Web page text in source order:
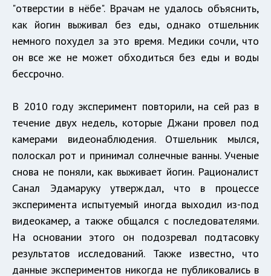
"отверстии в нёбе". Врачам не удалось объяснить,
как йогин выживал без еды, однако отшельник
немного похудел за это время. Медики сочли, что
он все же не может обходиться без еды и воды
бессрочно.
В 2010 году эксперимент повторили, на сей раз в
течение двух недель, которые Джани провел под
камерами видеонаблюдения. Отшельник мылся,
полоскал рот и принимал солнечные ванны. Ученые
снова не поняли, как выживает йогин. Рационалист
Санал Эдамаруку утверждал, что в процессе
эксперимента испытуемый иногда выходил из-под
видеокамер, а также общался с последователями.
На основании этого он подозревал подтасовку
результатов исследований. Также известно, что
данные экспериментов никогда не публиковались в